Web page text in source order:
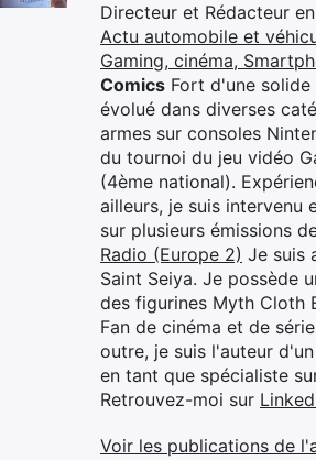
Directeur et Rédacteur
Actu automobile et
Gaming, cinéma,
Comics Fort d'une
évolué dans diverses
armes sur consoles
du tournoi du jeu vidéo
(4ème national).
ailleurs, je suis intervenu
sur plusieurs émissions
Radio (Europe 2) Je suis
Saint Seiya. Je possède
des figurines Myth Cloth
Fan de cinéma et de
outre, je suis l'auteur
en tant que spécialiste
Retrouvez-moi sur
Voir les publications de